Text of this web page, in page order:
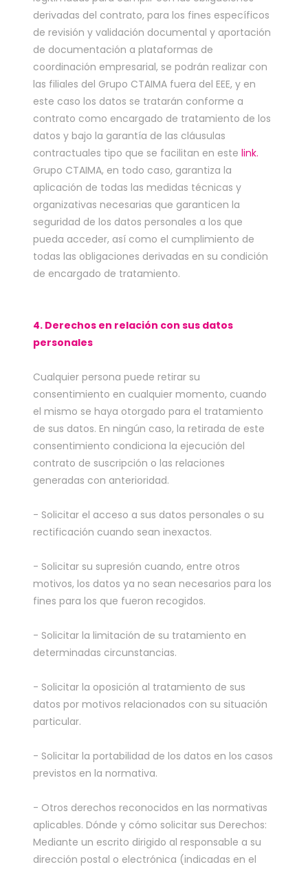
derivadas del contrato, para los fines específicos
de revisión y validación documental y aportación
de documentación a plataformas de
coordinación empresarial, se podrán realizar con
las filiales del Grupo CTAIMA fuera del EEE, y en
este caso los datos se tratarán conforme a
contrato como encargado de tratamiento de los
datos y bajo la garantía de las cláusulas
contractuales tipo que se facilitan en este link.
Grupo CTAIMA, en todo caso, garantiza la
aplicación de todas las medidas técnicas y
organizativas necesarias que garanticen la
seguridad de los datos personales a los que
pueda acceder, así como el cumplimiento de
todas las obligaciones derivadas en su condición
de encargado de tratamiento.
4. Derechos en relación con sus datos
personales
Cualquier persona puede retirar su
consentimiento en cualquier momento, cuando
el mismo se haya otorgado para el tratamiento
de sus datos. En ningún caso, la retirada de este
consentimiento condiciona la ejecución del
contrato de suscripción o las relaciones
generadas con anterioridad.
- Solicitar el acceso a sus datos personales o su
rectificación cuando sean inexactos.
- Solicitar su supresión cuando, entre otros
motivos, los datos ya no sean necesarios para los
fines para los que fueron recogidos.
- Solicitar la limitación de su tratamiento en
determinadas circunstancias.
- Solicitar la oposición al tratamiento de sus
datos por motivos relacionados con su situación
particular.
- Solicitar la portabilidad de los datos en los casos
previstos en la normativa.
- Otros derechos reconocidos en las normativas
aplicables. Dónde y cómo solicitar sus Derechos:
Mediante un escrito dirigido al responsable a su
dirección postal o electrónica (indicadas en el